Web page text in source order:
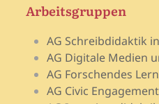
Arbeitsgruppen
AG Schreibdidaktik
AG Digitale Medien
AG Forschendes
AG Civic